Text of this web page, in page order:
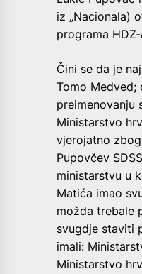
iz „Nacionala)
programa
Čini se da je
Tomo Medved;
preimenovanju
Ministarstvo
vjerojatno
Pupovčev
ministarstvu u
Matića imao
možda trebale
svugdje staviti
imali:
Ministarstvo